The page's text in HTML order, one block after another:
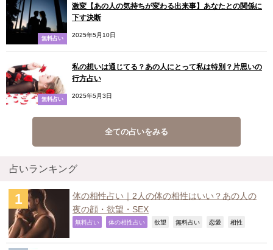
無料占い
激変【あの人の気持ちが変わる出来事】あなたとの関係に
下す決断
2025年5月10日
無料占い
私の想いは通じてる？あの人にとって私は特別？片思いの
行方占い
2025年5月3日
全ての占いをみる
占いランキング
体の相性占い｜2人の体の相性はいい？あの人の
夜の顔・欲望・SEX
無料占い 体の相性占い 欲望 無料占い 恋愛 相性